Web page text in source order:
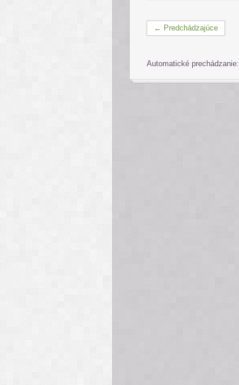
← Predchádzajúce
Automatické prechádzanie: